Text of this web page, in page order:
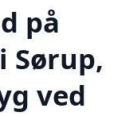
på
Sørup,
ved